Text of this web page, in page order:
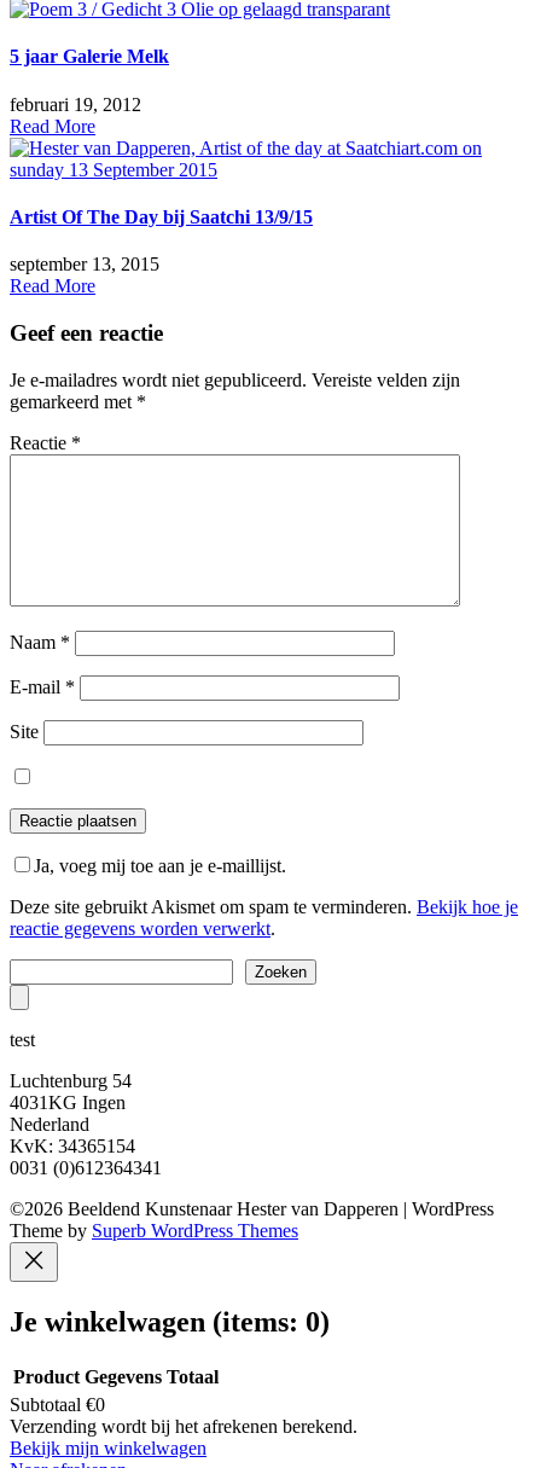
5 jaar Galerie Melk
februari 19, 2012
Read More
Artist Of The Day bij Saatchi 13/9/15
september 13, 2015
Read More
Geef een reactie
Je e-mailadres wordt niet gepubliceerd. Vereiste velden zijn
gemarkeerd met *
Reactie *
Naam *
E-mail *
Site
Ja, voeg mij toe aan je e-maillijst.
Deze site gebruikt Akismet om spam te verminderen. Bekijk hoe je
reactie gegevens worden verwerkt.
Zoeken
test
Luchtenburg 54
4031KG Ingen
Nederland
KvK: 34365154
0031 (0)612364341
©2026 Beeldend Kunstenaar Hester van Dapperen | WordPress
Theme by Superb WordPress Themes
Je winkelwagen (items: 0)
Producten
Product Gegevens Totaal
Subtotaal €0
Verzending wordt bij het afrekenen berekend.
Bekijk mijn winkelwagen